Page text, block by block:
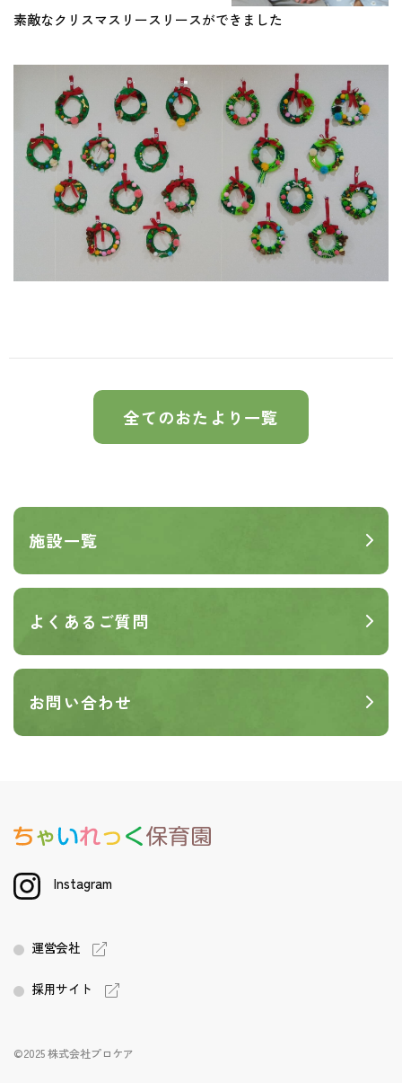
素敵なクリスマスリースリースができました
全てのおたより一覧
施設一覧
よくあるご質問
お問い合わせ
Instagram
©2025 株式会社プロケア
運営会社
採用サイト